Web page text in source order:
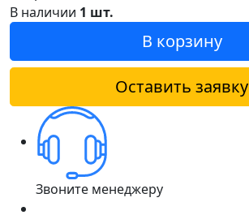
В наличии 1 шт.
В корзину
Оставить заявку
Звоните менеджеру